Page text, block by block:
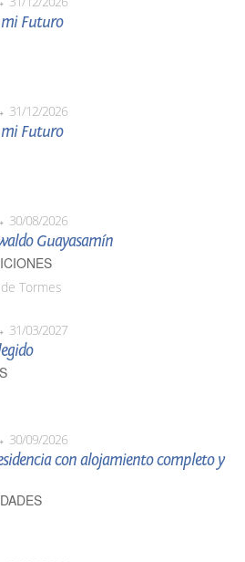
Futuro
31/12/2026
Futuro
30/08/2026
Guayasamín
Tormes
31/03/2027
30/09/2026
con alojamiento completo y